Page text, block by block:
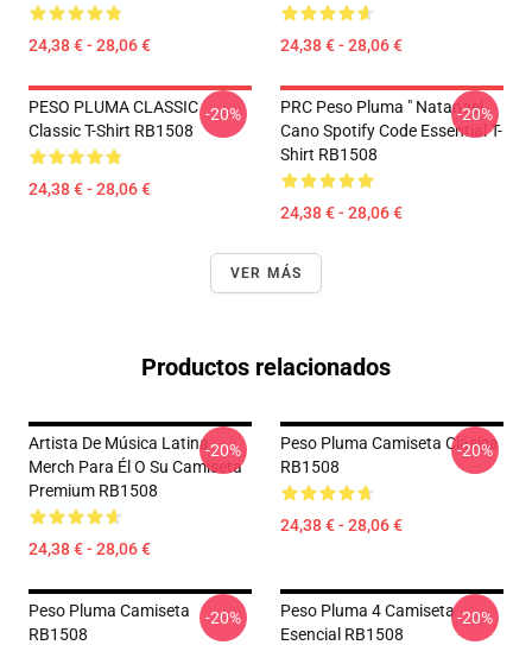
24,38 € - 28,06 € 24,38 € - 28,06 €
PESO PLUMA CLASSIC
Classic T-Shirt RB1508
24,38 € - 28,06 €
-20%
PRC Peso Pluma " Natanael
Cano Spotify Code Essential T-
Shirt RB1508
24,38 € - 28,06 €
-20%
VER MÁS
Productos relacionados
Artista De Música Latina
Merch Para Él O Su Camiseta
Premium RB1508
24,38 € - 28,06 €
-20%
Peso Pluma Camiseta Clásica
RB1508
24,38 € - 28,06 €
-20%
Peso Pluma Camiseta
RB1508
-20%
Peso Pluma 4 Camiseta
Esencial RB1508
-20%